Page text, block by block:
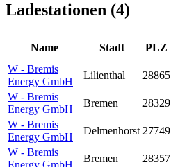
Ladestationen (4)
Name Stadt PLZ
W - Bremis
Energy GmbH
Lilienthal 28865
W - Bremis
Energy GmbH
Bremen 28329
W - Bremis
Energy GmbH
Delmenhorst 27749
W - Bremis
Energy GmbH
Bremen 28357